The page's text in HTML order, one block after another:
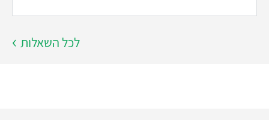
לכל השאלות